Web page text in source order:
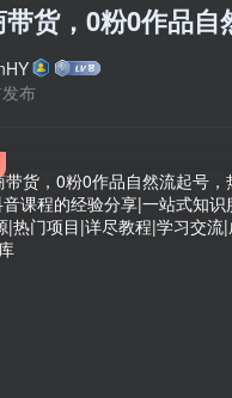
货，0粉0作品
布